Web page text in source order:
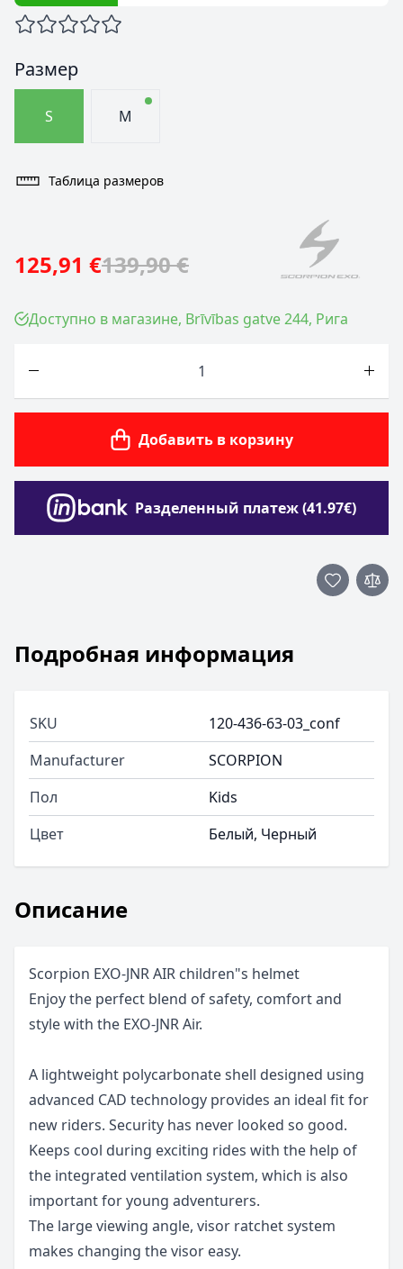
Размер
S M
Таблица размеров
125,91 €139,90 €
Доступно в магазине, Brīvības gatve 244, Рига
Добавить в корзину
Разделенный платеж (41.97€)
Описание
Scorpion EXO-JNR AIR children"s helmet
Enjoy the perfect blend of safety, comfort and
style with the EXO-JNR Air.
A lightweight polycarbonate shell designed using
advanced CAD technology provides an ideal fit for
new riders. Security has never looked so good.
Keeps cool during exciting rides with the help of
the integrated ventilation system, which is also
important for young adventurers.
The large viewing angle, visor ratchet system
makes changing the visor easy.
Подробная информация
SKU
120-436-63-03_conf
Manufacturer
SCORPION
Пол
Kids
Цвет
Белый, Черный